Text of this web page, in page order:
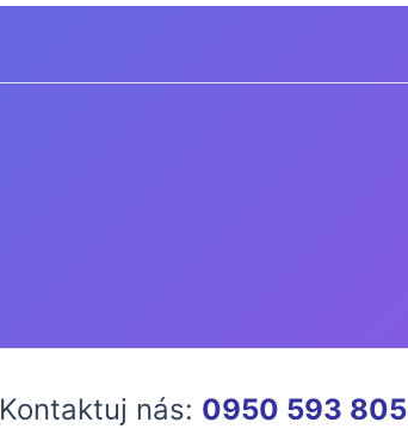
Kontaktuj nás: 0950 593 805